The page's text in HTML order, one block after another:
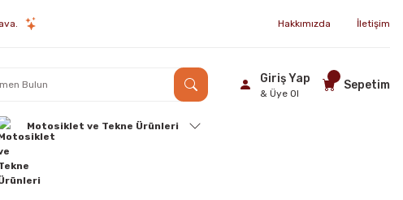
Hakkımızda İletişim
Giriş Yap
& Üye Ol
Sepetim
Motosiklet ve Tekne Ürünleri